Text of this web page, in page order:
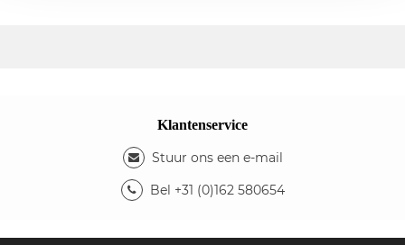
Klantenservice
Stuur ons een e-mail
Bel +31 (0)162 580654